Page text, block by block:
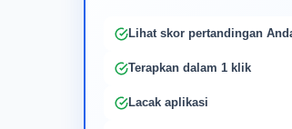
Lihat skor pertandingan
Terapkan dalam 1 klik
Lacak aplikasi